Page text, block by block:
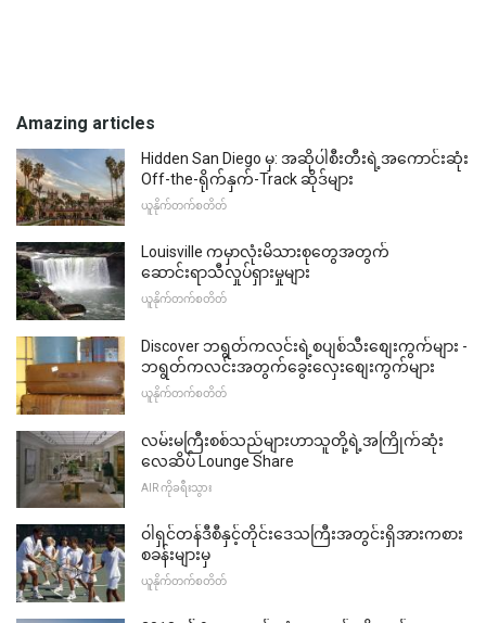
Amazing articles
Hidden San Diego မှ: အဆိုပါစီးတီးရဲ့အကောင်းဆုံး
Off-the-ရိုက်နှက်-Track ဆိုဒ်များ
ယူနိုက်တက်စတိတ်
Louisville ကမှာလုံးမိသားစုတွေအတွက်
ဆောင်းရာသီလှုပ်ရှားမှုများ
ယူနိုက်တက်စတိတ်
Discover ဘရွတ်ကလင်းရဲ့စပျစ်သီးစျေးကွက်များ -
ဘရွတ်ကလင်းအတွက်ခွေးလှေးစျေးကွက်များ
ယူနိုက်တက်စတိတ်
လမ်းမကြီးစစ်သည်များဟာသူတို့ရဲ့အကြိုက်ဆုံး
လေဆိပ် Lounge Share
AIR ကိုခရီးသွား
ဝါရှင်တန်ဒီစီနှင့်တိုင်းဒေသကြီးအတွင်းရှိအားကစား
စခန်းများမှ
ယူနိုက်တက်စတိတ်